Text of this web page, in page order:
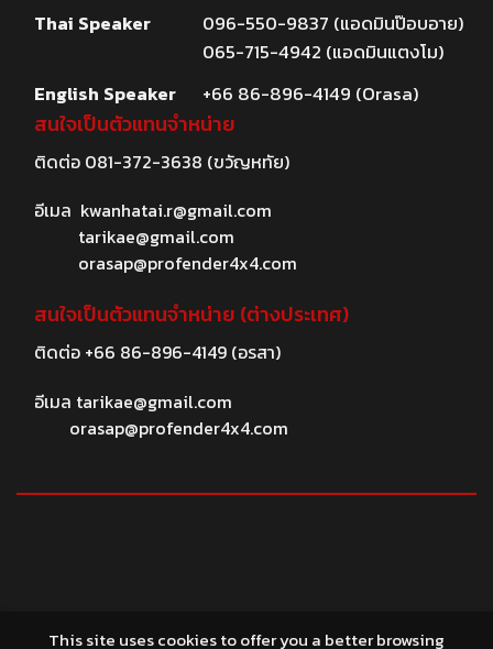
Thai Speaker
096-550-9837 (แอดมินป๊อบอาย)
065-715-4942 (แอดมินแตงโม)
English Speaker
+66 86-896-4149 (Orasa)
สนใจเป็นตัวแทนจำหน่าย
ติดต่อ 081-372-3638 (ขวัญหทัย)
อีเมล kwanhatai.r@gmail.com
tarikae@gmail.com
orasap@profender4x4.com
สนใจเป็นตัวแทนจำหน่าย (ต่างประเทศ)
ติดต่อ +66 86-896-4149(อรสา)
อีเมล tarikae@gmail.com
orasap@profender4x4.com
This site uses cookies to offer you a better browsing